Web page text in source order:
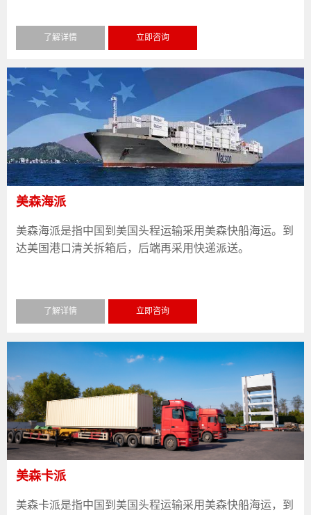
了解详情 立即咨询
美森海派
美森海派是指中国到美国头程运输采用美森快船海运。到
达美国港口清关拆箱后，后端再采用快递派送。
了解详情 立即咨询
美森卡派
美森卡派是指中国到美国头程运输采用美森快船海运，到